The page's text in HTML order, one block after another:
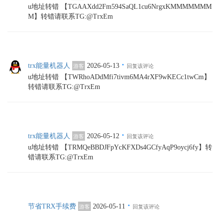
u地址转错 【TGAAXdd2Fm594SaQL1cu6NrgxKMMMMMMM
M】转错请联系TG:@TrxEm
trx能量机器人 游客 2026-05-13 · 回复该评论
u地址转错 【TWRhoADdMfi7tivm6MA4rXF9wKECc1twCm】
转错请联系TG:@TrxEm
trx能量机器人 游客 2026-05-12 · 回复该评论
u地址转错 【TRMQeBBDJFpYcKFXDs4GCfyAqP9oycj6fy】转
错请联系TG:@TrxEm
节省TRX手续费 游客 2026-05-11 · 回复该评论